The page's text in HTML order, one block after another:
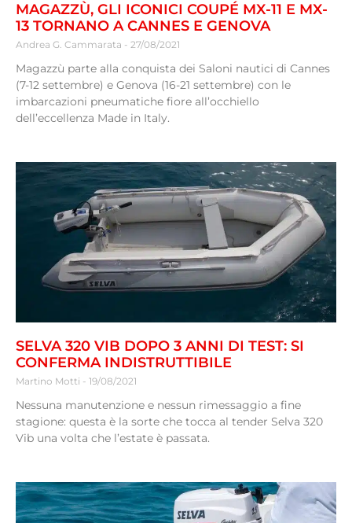
MAGAZZÙ, GLI ICONICI COUPÉ MX-11 E MX-
13 TORNANO A CANNES E GENOVA
Andrea G. Cammarata 27/08/2021
Magazzù parte alla conquista dei Saloni nautici di Cannes
(7-12 settembre) e Genova (16-21 settembre) con le
imbarcazioni pneumatiche fiore all’occhiello
dell’eccellenza Made in Italy.
SELVA 320 VIB DOPO 3 ANNI DI TEST: SI
CONFERMA INDISTRUTTIBILE
Martino Motti 19/08/2021
Nessuna manutenzione e nessun rimessaggio a fine
stagione: questa è la sorte che tocca al tender Selva 320
Vib una volta che l’estate è passata.